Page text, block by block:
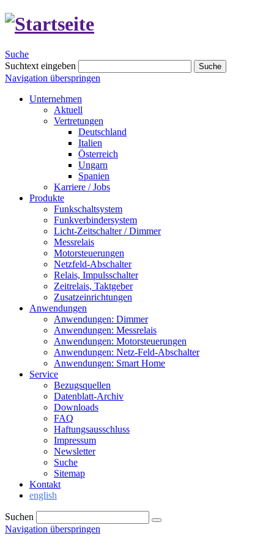
Suche
Suchtext eingeben
Suche
Navigation überspringen
Unternehmen
Aktuell
Vertretungen
Deutschland
Italien
Österreich
Ungarn
Spanien
Karriere / Jobs
Produkte
Funkschaltsystem
Funkverbindersystem
Licht-Zeitschalter / Dimmer
Messrelais
Motorsteuerungen
Netzfeld-Abschalter
Relais, Impulsschalter
Zeitrelais, Taktgeber
Zusatzeinrichtungen
Anwendungen
Anwendungen: Dimmer
Anwendungen: Messrelais
Anwendungen: Motorsteuerungen
Anwendungen: Netz-Feld-Abschalter
Anwendungen: Smart Home
Service
Bezugsquellen
Datenblatt-Archiv
Downloads
FAQ
Haftungsausschluss
Impressum
Newsletter
Suche
Sitemap
Kontakt
english
Suchen
Navigation überspringen